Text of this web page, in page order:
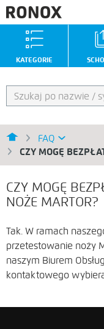
KATEGORIE
FAQ
CZY MOGĘ
NOŻE MARTOR?
Tak. W ramach
przetestowanie noży
naszym Biurem
kontaktowego